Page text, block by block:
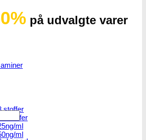
stoffer
stoffer
ml
ml
på udvalgte varer